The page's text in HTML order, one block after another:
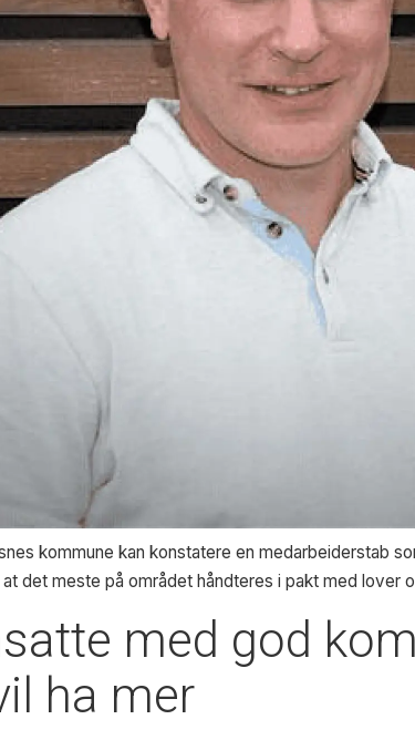
kommune kan konstatere en medarbeiderstab
det meste på området håndteres i pakt med lover
med god
ha mer